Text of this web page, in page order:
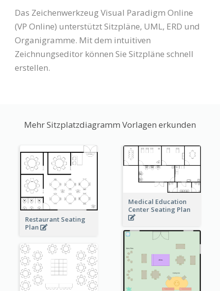
Das Zeichenwerkzeug Visual Paradigm Online
(VP Online) unterstützt Sitzpläne, UML, ERD und
Organigramme. Mit dem intuitiven
Zeichnungseditor können Sie Sitzpläne schnell
erstellen.
Mehr Sitzplatzdiagramm Vorlagen erkunden
Restaurant Seating
Plan
Medical Education
Center Seating Plan